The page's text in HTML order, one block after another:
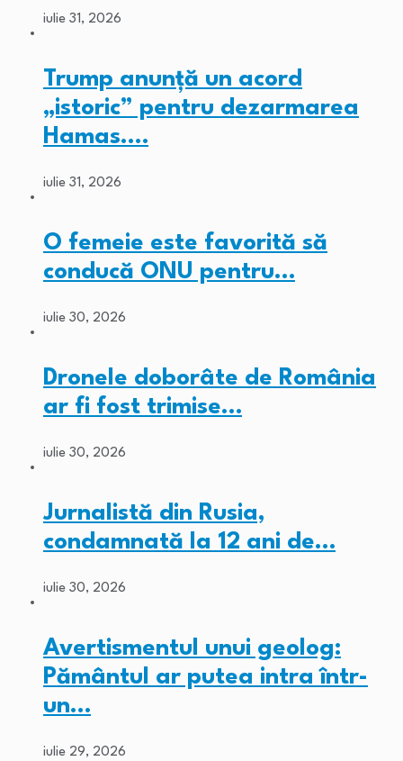
iulie 31, 2026
Trump anunță un acord
„istoric” pentru dezarmarea
Hamas.…
iulie 31, 2026
O femeie este favorită să
conducă ONU pentru…
iulie 30, 2026
Dronele doborâte de România
ar fi fost trimise…
iulie 30, 2026
Jurnalistă din Rusia,
condamnată la 12 ani de…
iulie 30, 2026
Avertismentul unui geolog:
Pământul ar putea intra într-
un…
iulie 29, 2026